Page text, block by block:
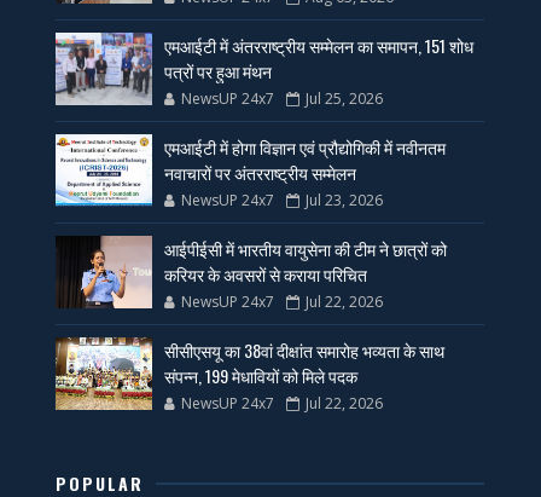
एमआईटी में अंतरराष्ट्रीय सम्मेलन का समापन, 151 शोध
पत्रों पर हुआ मंथन
NewsUP 24x7 Jul 25, 2026
एमआईटी में होगा विज्ञान एवं प्रौद्योगिकी में नवीनतम
नवाचारों पर अंतरराष्ट्रीय सम्मेलन
NewsUP 24x7 Jul 23, 2026
आईपीईसी में भारतीय वायुसेना की टीम ने छात्रों को
करियर के अवसरों से कराया परिचित
NewsUP 24x7 Jul 22, 2026
सीसीएसयू का 38वां दीक्षांत समारोह भव्यता के साथ
संपन्न, 199 मेधावियों को मिले पदक
NewsUP 24x7 Jul 22, 2026
POPULAR